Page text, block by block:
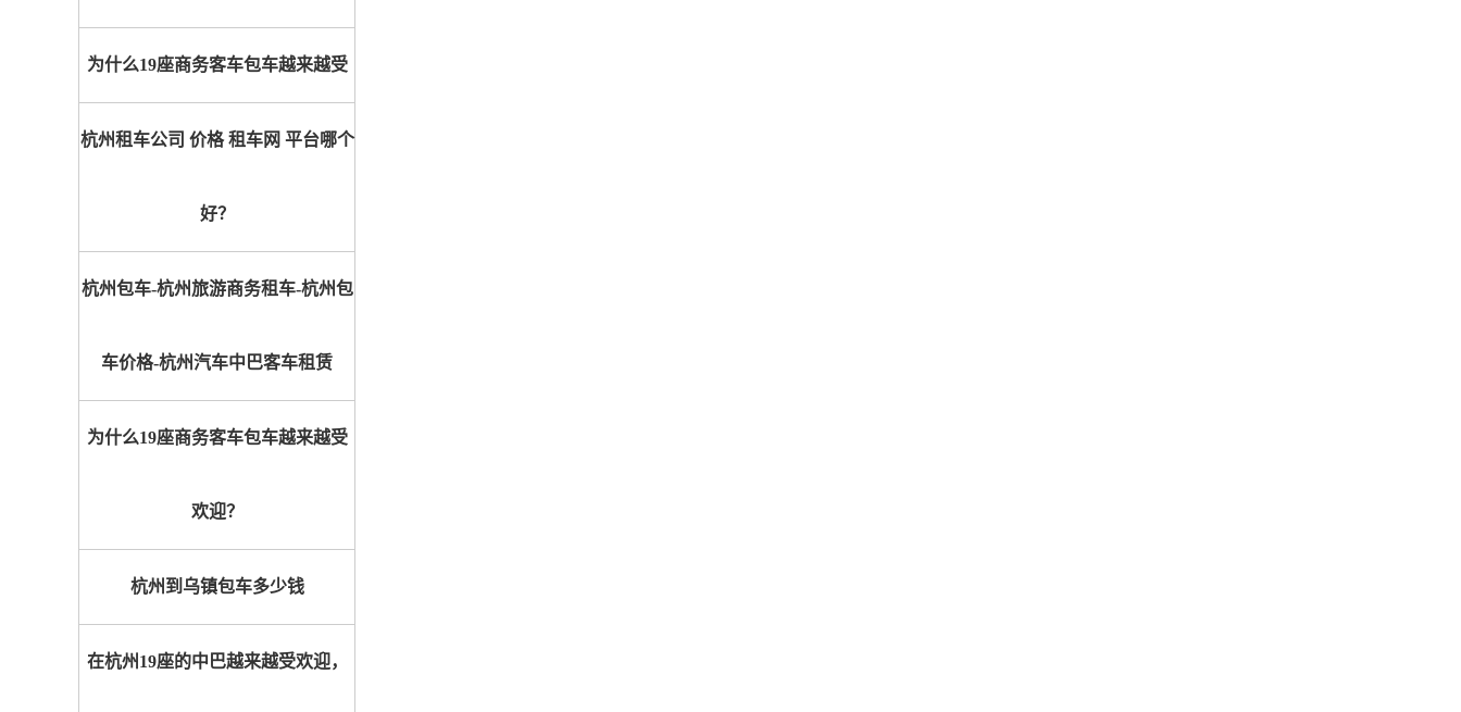
为什么19座商务客车包车越来越受
杭州租车公司 价格 租车网 平台哪个
好？
杭州包车-杭州旅游商务租车-杭州包
车价格-杭州汽车中巴客车租赁
为什么19座商务客车包车越来越受
欢迎？
杭州到乌镇包车多少钱
在杭州19座的中巴越来越受欢迎，